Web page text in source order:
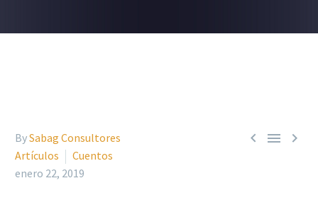
  
BySabag Consultores
Artículos
Cuentos
enero 22, 2019